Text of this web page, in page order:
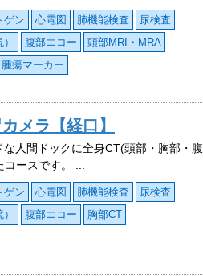
ゲン 心電図 肺機能検査
尿検査
腹部エコー
頭部MRI・MRA
腫瘍マーカー
メラ【経口】
人間ドックに全身CT(頭部・胸部・腹
ースです。 ...
ゲン 心電図 肺機能検査
尿検査
腹部エコー 胸部CT